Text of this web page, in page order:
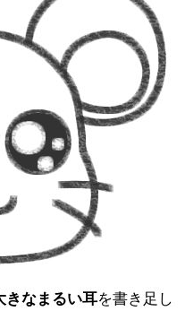
きなまるい耳を書き足し